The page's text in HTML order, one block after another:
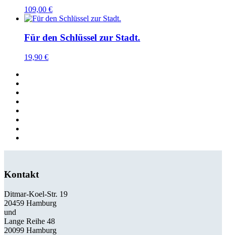
109,00 €
Für den Schlüssel zur Stadt.
19,90 €
Kontakt
Ditmar-Koel-Str. 19
20459 Hamburg
und
Lange Reihe 48
20099 Hamburg